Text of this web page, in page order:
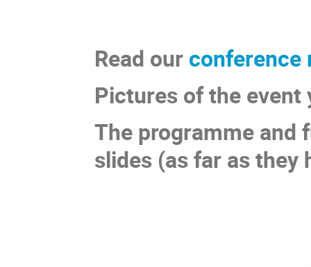
Read our conference
Pictures of the
The programme
slides (as far as they